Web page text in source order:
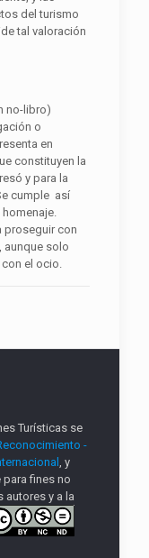
del turismo
tal valoración
no-libro)
o
en
constituyen la
y para la
cumple así
proseguir con
aunque solo
el ocio.
Turísticas se
-
, y
fines no
autores y a la